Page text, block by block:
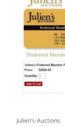
Julien’s-Auctions